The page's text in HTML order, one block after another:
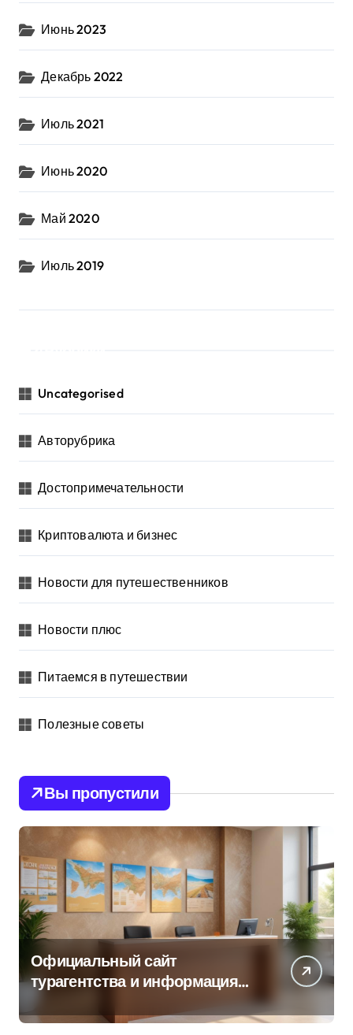
Июнь 2023
Декабрь 2022
Июль 2021
Июнь 2020
Май 2020
Июль 2019
Uncategorised
Авторубрика
Достопримечательности
Криптовалюта и бизнес
Новости для путешественников
Новости плюс
Питаемся в путешествии
Полезные советы
Вы пропустили
Официальный сайт
турагентства и информация